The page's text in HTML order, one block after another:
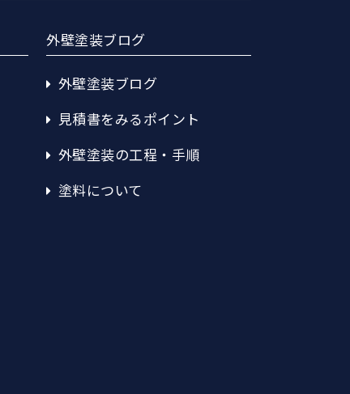
外壁塗装ブログ
外壁塗装ブログ
見積書をみるポイント
外壁塗装の工程・手順
塗料について